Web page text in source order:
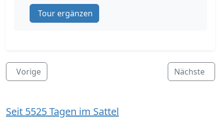
Tour ergänzen
Vorige Nächste
Seit 5525 Tagen im Sattel